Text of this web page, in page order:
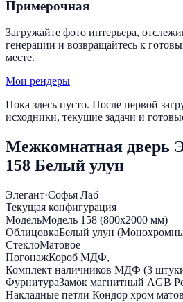
Примерочная
Загружайте фото интерьера,
генерации и возвращайтесь к
месте.
Мои рендеры
Пока здесь пусто. После первой
исходники, текущие задачи и
Межкомнатная дверь
158 Белый улун
Элегант·Софья Лаб
Текущая конфигурация
МодельМодель 158 (800х2000 мм)
ОблицовкаБелый улун
СтеклоМатовое
ПогонажКороб МДФ,
Комплект наличников МДФ (3
ФурнитураЗамок магнитный AGB
Накладные петли Кондор хром